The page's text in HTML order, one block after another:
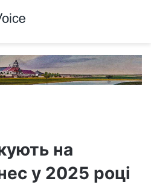
на
у 2025 році